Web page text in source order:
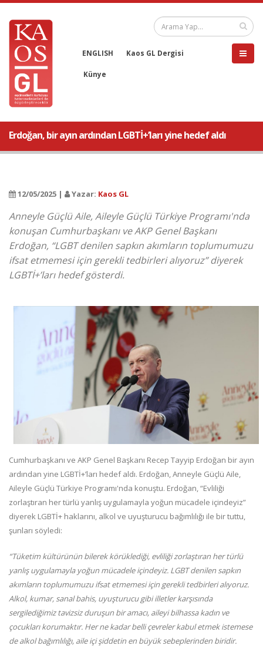
ENGLISH Kaos GL Dergisi
Künye
Erdoğan, bir ayın ardından LGBTİ+’ları yine hedef aldı
12/05/2025 | Yazar: Kaos GL
Anneyle Güçlü Aile, Aileyle Güçlü Türkiye Programı'nda
konuşan Cumhurbaşkanı ve AKP Genel Başkanı
Erdoğan, “LGBT denilen sapkın akımların toplumumuzu
ifsat etmemesi için gerekli tedbirleri alıyoruz” diyerek
LGBTİ+’ları hedef gösterdi.
Cumhurbaşkanı ve AKP Genel Başkanı Recep Tayyip Erdoğan bir ayın
ardından yine LGBTİ+’ları hedef aldı. Erdoğan, Anneyle Güçlü Aile,
Aileyle Güçlü Türkiye Programı'nda konuştu. Erdoğan, “Evliliği
zorlaştıran her türlü yanlış uygulamayla yoğun mücadele içindeyiz”
diyerek LGBTİ+ haklarını, alkol ve uyuşturucu bağımlılığı ile bir tuttu,
şunları söyledi:
“Tüketim kültürünün bilerek körüklediği, evliliği zorlaştıran her türlü
yanlış uygulamayla yoğun mücadele içindeyiz. LGBT denilen sapkın
akımların toplumumuzu ifsat etmemesi için gerekli tedbirleri alıyoruz.
Alkol, kumar, sanal bahis, uyuşturucu gibi illetler karşısında
sergilediğimiz tavizsiz duruşun bir amacı, aileyi bilhassa kadın ve
çocukları korumaktır. Her ne kadar belli çevreler kabul etmek istemese
de alkol bağımlılığı, aile içi şiddetin en büyük sebeplerinden biridir.